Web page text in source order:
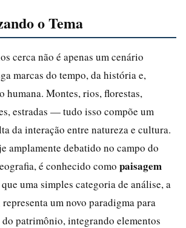
o Tema
cerca não é apenas um cenário
marcas do tempo, da história e,
humana. Montes, rios, florestas,
estradas — tudo isso compõe um
da interação entre natureza e cultura.
amplamente debatido no campo do
é conhecido como paisagem
uma simples categoria de análise, a
um novo paradigma para
do patrimônio, integrando elementos